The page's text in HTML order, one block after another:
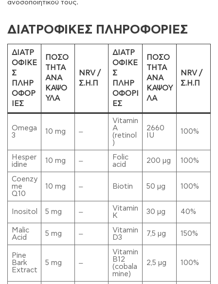
ανοσοποιητικού τους.
ΔΙΑΤΡΟΦΙΚΕΣ ΠΛΗΡΟΦΟΡΙΕΣ
ΔΙΑΤΡ
ΟΦΙΚΕ
Σ
ΠΛΗΡ
ΟΦΟΡ
ΙΕΣ
ΠΟΣΟ
ΤΗΤΑ
ΑΝΑ
ΚΑΨΟ
ΥΛΑ
NRV /
Σ.Η.Π
ΔΙΑΤΡ
ΟΦΙΚΕ
Σ
ΠΛΗΡ
ΟΦΟΡΙ
ΕΣ
ΠΟΣΟ
ΤΗΤΑ
ΑΝΑ
ΚΑΨΟΥ
ΛΑ
NRV /
Σ.Η.Π
Omega
3
10 mg –
Vitamin
A
(retinol
)
2660
IU
100%
Hesper
idine
10 mg –
Folic
acid
200 µg 100%
Coenzy
me
Q10
10 mg – Biotin 50 µg 100%
Inositol 5 mg –
Vitamin
K
30 μg 40%
Malic
Acid
5 mg –
Vitamin
D3
7,5 μg 150%
Pine
Bark
Extract
5 mg –
Vitamin
B12
(cobala
mine)
2,5 μg 100%